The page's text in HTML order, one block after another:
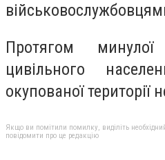
Протягом
цивільного
окупованої території
Якщо ви помітили помилку, виділіть
повідомити про це редакцію